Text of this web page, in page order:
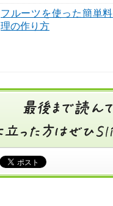
フルーツを使った簡単料
理の作り方